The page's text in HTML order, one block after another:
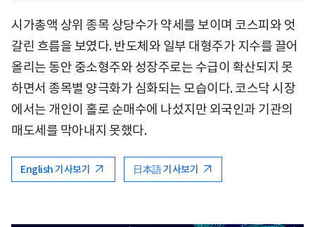
시가총액 상위 종목 상당수가 약세를 보이며 코스피와 엇
갈린 흐름을 보였다. 반도체와 일부 대형주가 지수를 끌어
올리는 동안 중소형주와 성장주로는 수급이 확산되지 못
하면서 종목별 양극화가 심화되는 모습이다. 코스닥 시장
에서는 개인이 홀로 순매수에 나섰지만 외국인과 기관의
매도세를 막아내지 못했다.
English 기사보기 日本語 기사보기